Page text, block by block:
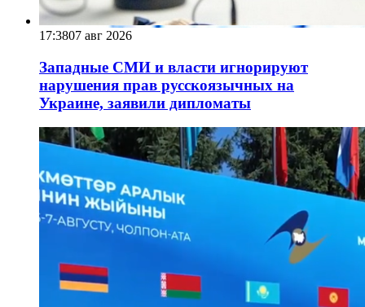
17:3807 авг 2026
Западные СМИ и власти игнорируют
нарушения прав русскоязычных на
Украине, заявили дипломаты